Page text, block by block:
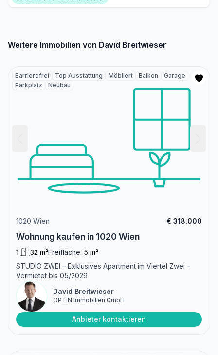
Weitere Immobilien von David Breitwieser
Barrierefrei Top Ausstattung Möbliert Balkon
Garage
Parkplatz
Neubau
1020 Wien € 318.000
Wohnung kaufen in 1020 Wien
1 32 m²Freifläche: 5 m²
STUDIO ZWEI – Exklusives Apartment im Viertel Zwei –
Vermietet bis 05/2029
David Breitwieser
OPTIN Immobilien GmbH
Anbieter kontaktieren